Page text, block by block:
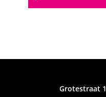
Grotestraat